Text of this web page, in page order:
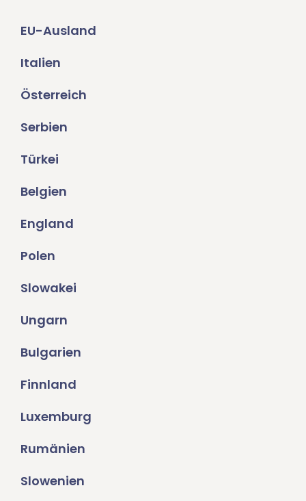
EU-Ausland
Italien
Österreich
Serbien
Türkei
Belgien
England
Polen
Slowakei
Ungarn
Bulgarien
Finnland
Luxemburg
Rumänien
Slowenien